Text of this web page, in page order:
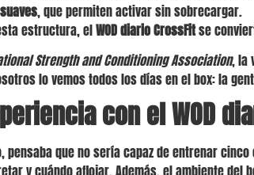
, que permiten activar sin sobrecargar.
estructura, elWOD diario CrossFitse
Strength and Conditioning Association, la
lo vemos todos los días en el box: la
con el WOD
pensaba que no sería capaz de entrenar